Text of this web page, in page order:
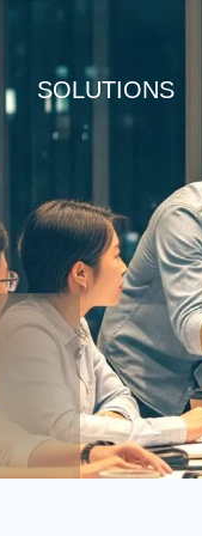
SOLUTIONS